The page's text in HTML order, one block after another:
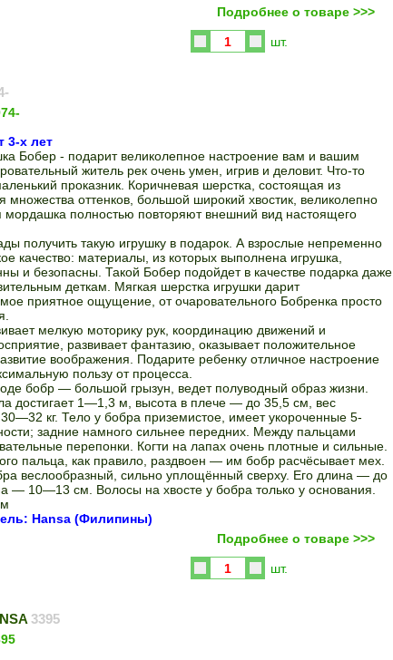
Подробнее о товаре >>>
шт.
3-х лет
Бобер - подарит великолепное настроение вам и вашим
житель рек очень умен, игрив и деловит. Что-то
проказник. Коричневая шерстка, состоящая из
множества оттенков, большой широкий хвостик, великолепно
мордашка полностью повторяют внешний вид настоящего
получить такую игрушку в подарок. А взрослые непременно
качество: материалы, из которых выполнена игрушка,
и безопасны. Такой Бобер подойдет в качестве подарка даже
деткам. Мягкая шерстка игрушки дарит
приятное ощущение, от очаровательного Бобренка просто
мелкую моторику рук, координацию движений и
развивает фантазию, оказывает положительное
воображения. Подарите ребенку отличное настроение
пользу от процесса.
бобр — большой грызун, ведет полуводный образ жизни.
достигает 1—1,3 м, высота в плече — до 35,5 см, вес
30—32 кг. Тело у бобра приземистое, имеет укороченные 5-
задние намного сильнее передних. Между пальцами
перепонки. Когти на лапах очень плотные и сильные.
пальца, как правило, раздвоен — им бобр расчёсывает мех.
веслообразный, сильно уплощённый сверху. Его длина — до
— 10—13 см. Волосы на хвосте у бобра только у основания.
Hansa (Филипины)
Подробнее о товаре >>>
шт.
3395